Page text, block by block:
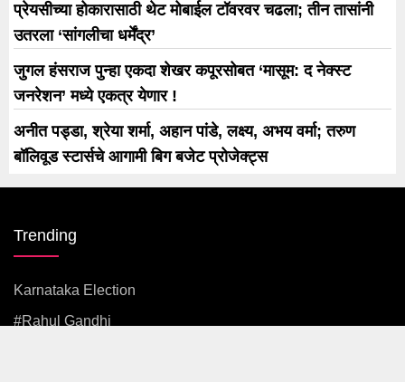
प्रेयसीच्या होकारासाठी थेट मोबाईल टॉवरवर चढला; तीन तासांनी
उतरला ‘सांगलीचा धर्मेंद्र’
जुगल हंसराज पुन्हा एकदा शेखर कपूरसोबत ‘मासूम: द नेक्स्ट
जनरेशन’ मध्ये एकत्र येणार !
अनीत पड्डा, श्रेया शर्मा, अहान पांडे, लक्ष्य, अभय वर्मा; तरुण
बॉलिवूड स्टार्सचे आगामी बिग बजेट प्रोजेक्ट्स
Trending
Karnataka Election
#rahul Gandhi